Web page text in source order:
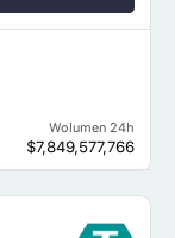
Wolumen 24h
$7,849,577,766